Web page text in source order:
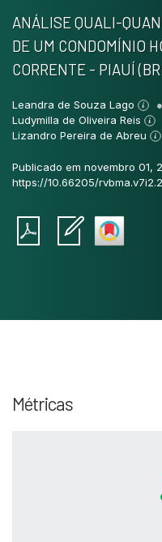
ANÁLISE QUALI-
DE UM CONDOMÍNIO
CORRENTE - PIAUÍ
Leandra de Souza Lago
Ludymilla de Oliveira Reis
Lizandro Pereira de Abreu
Publicado em novembro 01,
https://10.66205/
Métricas